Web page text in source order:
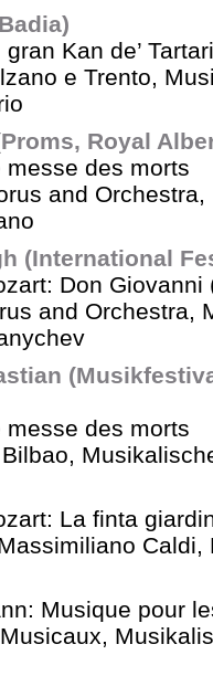
Kan de’
e Trento,
Royal
messe des morts
and
(International
Don Giovanni
and Orchestra,
messe des morts
La finta
Caldi,
Musique pour